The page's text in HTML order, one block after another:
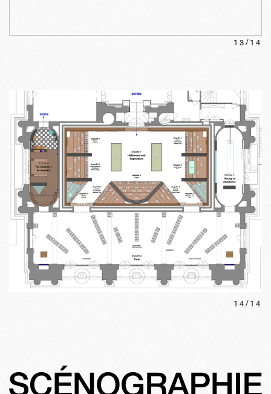
13/ 14
14/ 14